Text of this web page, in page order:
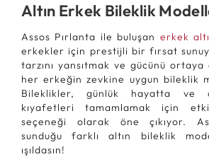
Altın Erkek Bileklik
Assos Pırlanta ile buluşan erkek
erkekler için prestijli bir fırsat
tarzını yansıtmak ve gücünü ortaya
her erkeğin zevkine uygun bileklik
Bileklikler, günlük hayatta ve
kıyafetleri tamamlamak için
seçeneği olarak öne çıkıyor.
sunduğu farklı altın bileklik
ışıldasın!